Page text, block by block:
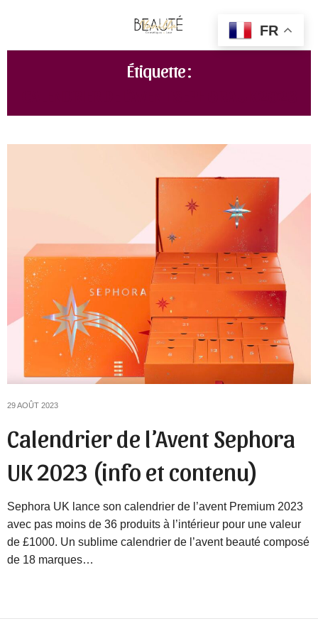
Étiquette :
29 AOÛT 2023
Calendrier de l’Avent Sephora
UK 2023 (info et contenu)
Sephora UK lance son calendrier de l’avent Premium 2023
avec pas moins de 36 produits à l’intérieur pour une valeur
de £1000. Un sublime calendrier de l’avent beauté composé
de 18 marques…
FR